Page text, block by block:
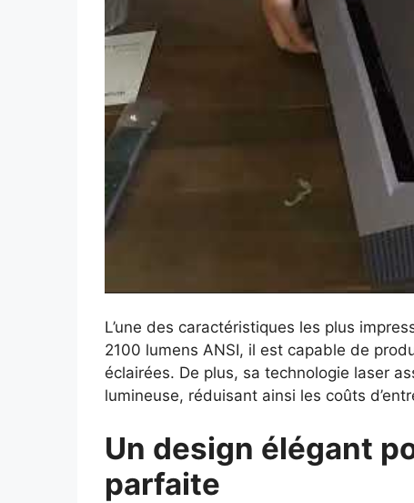
L’une des caractéristiques les plus
2100 lumens ANSI, il est capable de
éclairées. De plus, sa technologie laser
lumineuse, réduisant ainsi les coûts
Un design élégant
parfaite